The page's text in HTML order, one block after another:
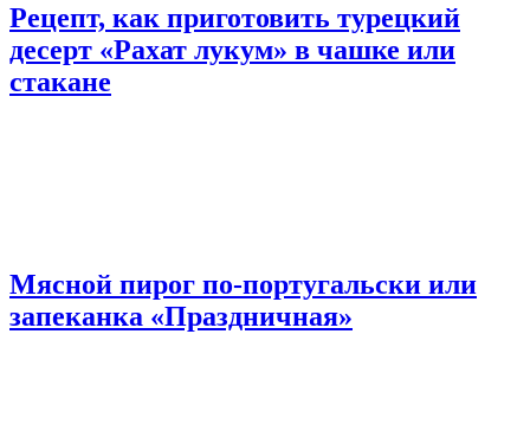
Рецепт, как приготовить турецкий
десерт «Рахат лукум» в чашке или
стакане
Мясной пирог по-португальски или
запеканка «Праздничная»